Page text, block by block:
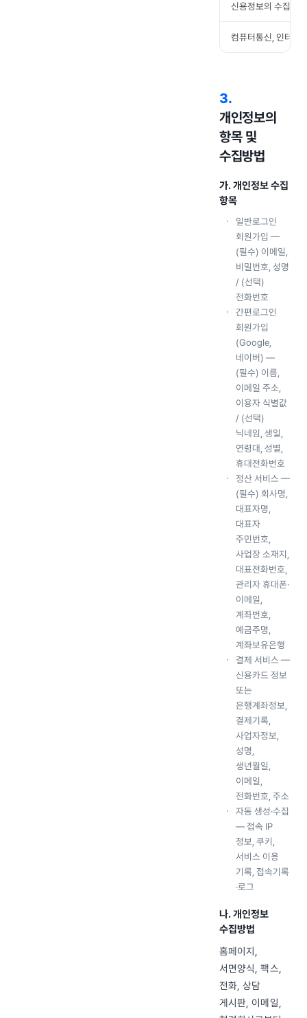
신용정보의 수집/처
컴퓨터통신, 인터넷
3.
개인정보의
항목 및
수집방법
가. 개인정보 수집
항목
일반로그인
회원가입 —
(필수) 이메일,
비밀번호, 성명
/ (선택)
전화번호
간편로그인
회원가입
(Google,
네이버) —
(필수) 이름,
이메일 주소,
이용자 식별값
/ (선택)
닉네임, 생일,
연령대, 성별,
휴대전화번호
정산 서비스 —
(필수) 회사명,
대표자명,
대표자
주민번호,
사업장 소재지,
대표전화번호,
관리자 휴대폰·
이메일,
계좌번호,
예금주명,
계좌보유은행
결제 서비스 —
신용카드 정보
또는
은행계좌정보,
결제기록,
사업자정보,
성명,
생년월일,
이메일,
전화번호, 주소
자동 생성·수집
— 접속 IP
정보, 쿠키,
서비스 이용
기록, 접속기록
·로그
나. 개인정보
수집방법
홈페이지,
서면양식, 팩스,
전화, 상담
게시판, 이메일,